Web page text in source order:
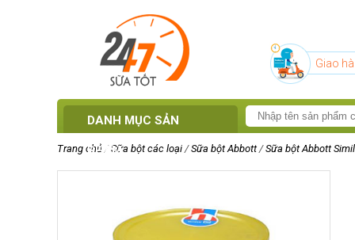
Giao
DANH MỤC SẢN
PHẨM
Trang chủ / Sữa bột các loại / Sữa bột Abbott / Sữa bột Abbott